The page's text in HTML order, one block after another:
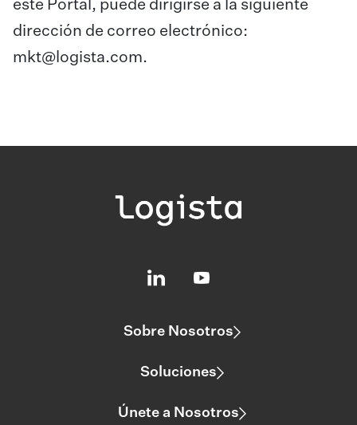
este Portal, puede dirigirse a la siguiente
dirección de correo electrónico:
mkt@logista.com.
Sobre Nosotros
Soluciones
Únete a Nosotros